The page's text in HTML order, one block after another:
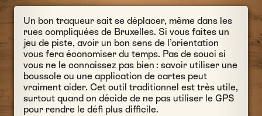
Un bon traqueur sait se déplacer, même dans les
rues compliquées de Bruxelles. Si vous faites un
jeu de piste, avoir un bon sens de l’orientation
vous fera économiser du temps. Pas de souci si
vous ne le connaissez pas bien : savoir utiliser une
boussole ou une application de cartes peut
vraiment aider. Cet outil traditionnel est très utile,
surtout quand on décide de ne pas utiliser le GPS
pour rendre le défi plus difficile.